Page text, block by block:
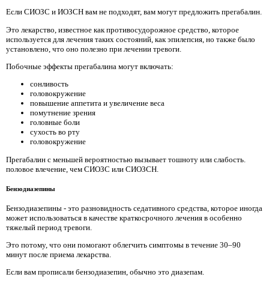
Если СИОЗС и ИОЗСН вам не подходят, вам могут предложить прегабалин.
Это лекарство, известное как противосудорожное средство, которое
используется для лечения таких состояний, как эпилепсия, но также было
установлено, что оно полезно при лечении тревоги.
Побочные эффекты прегабалина могут включать:
сонливость
головокружение
повышение аппетита и увеличение веса
помутнение зрения
головные боли
сухость во рту
головокружение
Прегабалин с меньшей вероятностью вызывает тошноту или слабость.
половое влечение, чем СИОЗС или СИОЗСН.
Бензодиазепины
Бензодиазепины - это разновидность седативного средства, которое иногда
может использоваться в качестве краткосрочного лечения в особенно
тяжелый период тревоги.
Это потому, что они помогают облегчить симптомы в течение 30–90
минут после приема лекарства.
Если вам прописали бензодиазепин, обычно это диазепам.